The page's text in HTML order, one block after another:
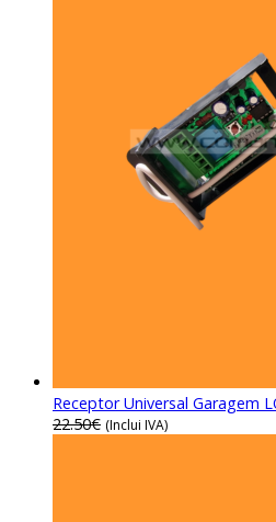
Receptor Universal Garagem
22.50€ (Inclui IVA)